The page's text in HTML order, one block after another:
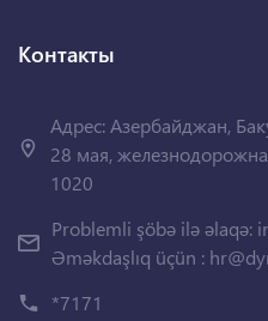
Контакты
Адрес: Азербайджан,
28 мая,
1020
Problemli şöbə ilə əlaqə:
Əməkdaşlıq üçün :
*7171